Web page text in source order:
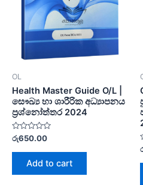
OL
Health Master Guide O/L |
සෞඛ්‍ය හා ශාරීරික අධ්‍යාපනය
ප්‍රශ්නෝත්තර 2024
Rated
out
රු650.00
Add to cart